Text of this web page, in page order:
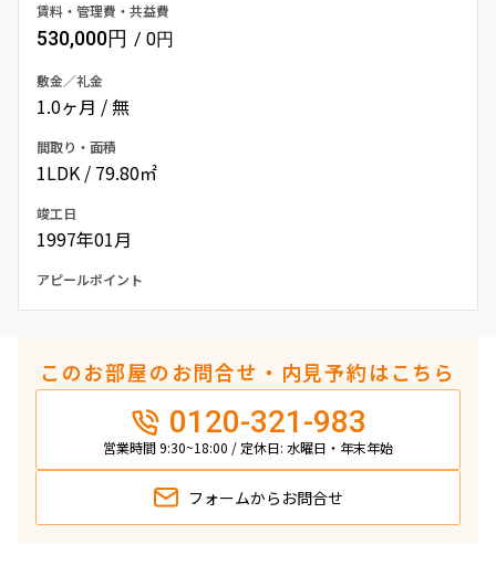
賃料・管理費・共益費
530,000円 / 0円
敷金／礼金
1.0ヶ月 / 無
間取り・面積
1LDK / 79.80㎡
竣工日
1997年01月
アピールポイント
このお部屋のお問合せ・内見予約はこちら
0120-321-983
営業時間 9:30~18:00 / 定休日: 水曜日・年末年始
フォームから お問合せ